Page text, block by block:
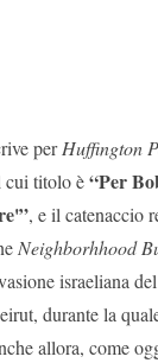
perHuffington
cui titolo è“Per
, e il catenaccio
Neighborhhood
israeliana
durante la
allora, come